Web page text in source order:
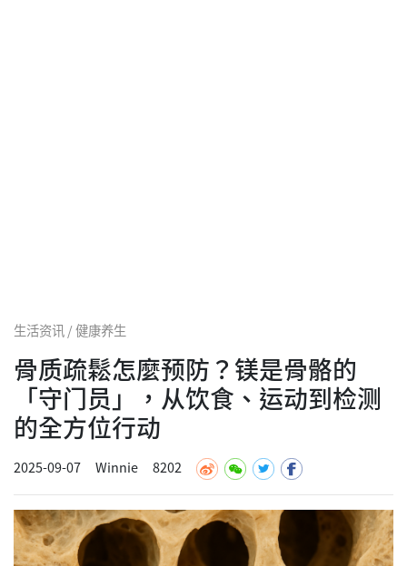
生活资讯 / 健康养生
骨质疏鬆怎麼预防？镁是骨骼的
「守门员」，从饮食、运动到检测
的全方位行动
2025-09-07 Winnie 8202